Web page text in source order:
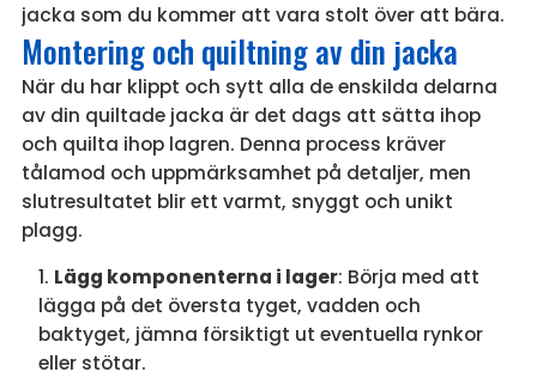
jacka som du kommer att vara stolt över att bära.
Montering och quiltning av din jacka
När du har klippt och sytt alla de enskilda delarna
av din quiltade jacka är det dags att sätta ihop
och quilta ihop lagren. Denna process kräver
tålamod och uppmärksamhet på detaljer, men
slutresultatet blir ett varmt, snyggt och unikt
plagg.
Lägg komponenterna i lager: Börja med att
lägga på det översta tyget, vadden och
baktyget, jämna försiktigt ut eventuella rynkor
eller stötar.